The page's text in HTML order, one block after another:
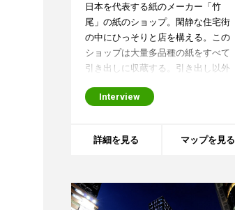
日本を代表する紙のメーカー「竹
尾」の紙のショップ。閑静な住宅街
の中にひっそりと店を構える。この
ショップは大量多品種の紙をすべて
引き出しに収蔵する。引き出し以外
層が作り出すミニマルな空間であ
に、このミニマル
Interview
詳細を見る マップを見る